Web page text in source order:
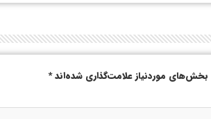
بخش‌های موردنیاز علامت‌گذاری شده‌اند*